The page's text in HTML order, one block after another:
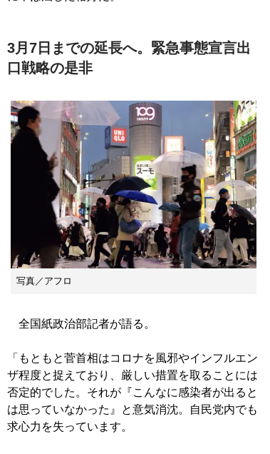
3月7日までの延長へ。緊急事態宣言出
口戦略の是非
写真／アフロ
全国紙政治部記者が語る。
「もともと菅首相はコロナを風邪やインフルエン
ザ程度と捉えており、厳しい措置を取ることには
否定的でした。それが『こんなに感染者が出ると
は思っていなかった』と意気消沈。自民党内でも
求心力を失っています。